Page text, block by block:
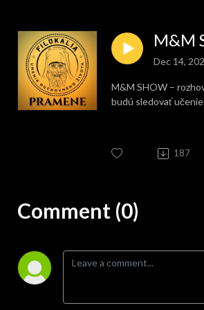
M&M
Dec 14,
M&M SHOW –
budú sledovať
187
Comment (0)